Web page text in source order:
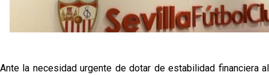
Crónica Pretemporada | Real Madrid 2-4 Sevilla FC
Ante la necesidad urgente de dotar de estabilidad financiera al